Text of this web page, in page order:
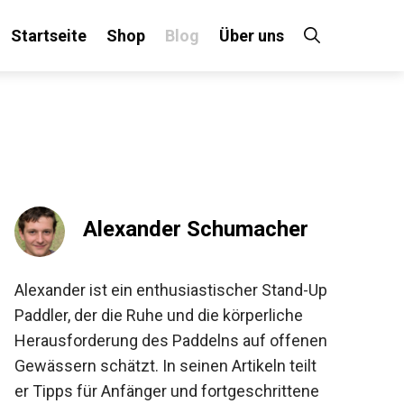
Startseite Shop Blog Über uns
Alexander Schumacher
Alexander ist ein enthusiastischer Stand-
Up Paddler, der die Ruhe und die körperliche
Herausforderung des Paddelns auf
offenen Gewässern schätzt. In seinen
Artikeln teilt er Tipps für Anfänger und
an!